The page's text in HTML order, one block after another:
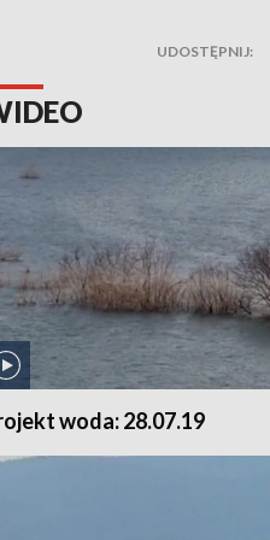
UDOSTĘPNIJ:
woda: 28.07.19